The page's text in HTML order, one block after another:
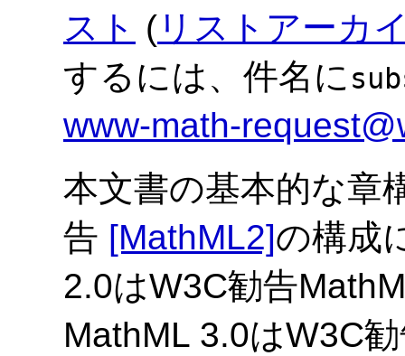
スト ( リストアーカ
するには、件名に
www-math-
本文書の基本的な章
告 [MathML2]の構成
2.0はW3C勧告
MathML 3.0はW3C